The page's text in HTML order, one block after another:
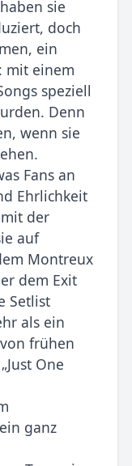
sie
doch
ein
mit einem
speziell
Denn
wenn sie
Fans an
Ehrlichkeit
der
auf
Montreux
dem Exit
Setlist
als ein
frühen
One
ganz